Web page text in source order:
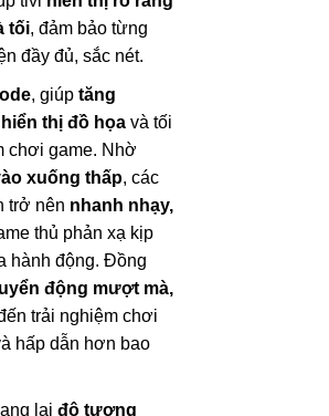
tối, đảm bảo từng
đầy đủ, sắc nét.
, giúp tăng
thị đồ họa và tối
chơi game. Nhờ
xuống thấp, các
trở nên nhanh nhạy,
thủ phản xạ kịp
hành động. Đồng
động mượt mà,
trải nghiệm chơi
hấp dẫn hơn bao
lại độ tương